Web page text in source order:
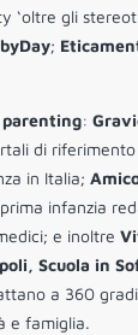
‘oltre gli
;
parenting:
di
in Italia;
infanzia
e inoltre
Scuola in
a 360
e famiglia.